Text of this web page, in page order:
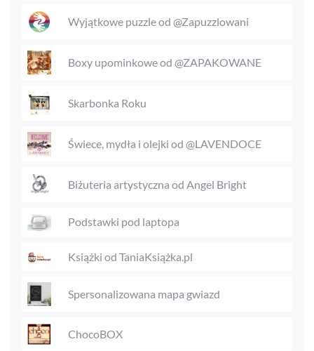
Wyjątkowe puzzle od @Zapuzzlowani
Boxy upominkowe od @ZAPAKOWANE
Skarbonka Roku
Świece, mydła i olejki od @LAVENDOCE
Biżuteria artystyczna od Angel Bright
Podstawki pod laptopa
Książki od TaniaKsiążka.pl
Spersonalizowana mapa gwiazd
ChocoBOX